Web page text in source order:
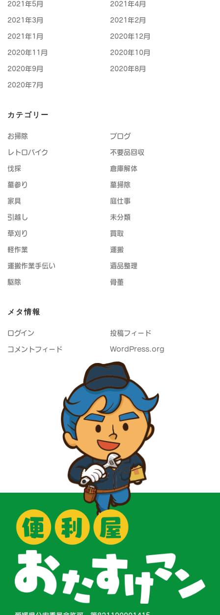
2021年5月 2021年4月
2021年3月 2021年2月
2021年1月 2020年12月
2020年11月 2020年10月
2020年9月 2020年8月
2020年7月
カテゴリー
お掃除 ブログ
レトロバイク 不要品回収
伐採 倉庫解体
墓参り 墓掃除
家具 庭仕事
引越し 未分類
草刈り 買取
軽作業 運搬
運搬作業手伝い 遺品整理
駆除 骨董
メタ情報
ログイン 投稿フィード
コメントフィード WordPress.org